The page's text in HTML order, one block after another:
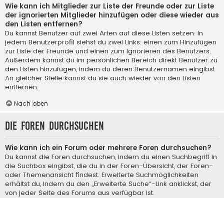
Wie kann ich Mitglieder zur Liste der Freunde oder zur Liste
der ignorierten Mitglieder hinzufügen oder diese wieder aus
den Listen entfernen?
Du kannst Benutzer auf zwei Arten auf diese Listen setzen: In
jedem Benutzerprofil siehst du zwei Links: einen zum Hinzufügen
zur Liste der Freunde und einen zum Ignorieren des Benutzers.
Außerdem kannst du im persönlichen Bereich direkt Benutzer zu
den Listen hinzufügen, indem du deren Benutzernamen eingibst.
An gleicher Stelle kannst du sie auch wieder von den Listen
entfernen.
Nach oben
Die Foren durchsuchen
Wie kann ich ein Forum oder mehrere Foren durchsuchen?
Du kannst die Foren durchsuchen, indem du einen Suchbegriff in
die Suchbox eingibst, die du in der Foren-Übersicht, der Foren-
oder Themenansicht findest. Erweiterte Suchmöglichkeiten
erhältst du, indem du den „Erweiterte Suche“-Link anklickst, der
von jeder Seite des Forums aus verfügbar ist.